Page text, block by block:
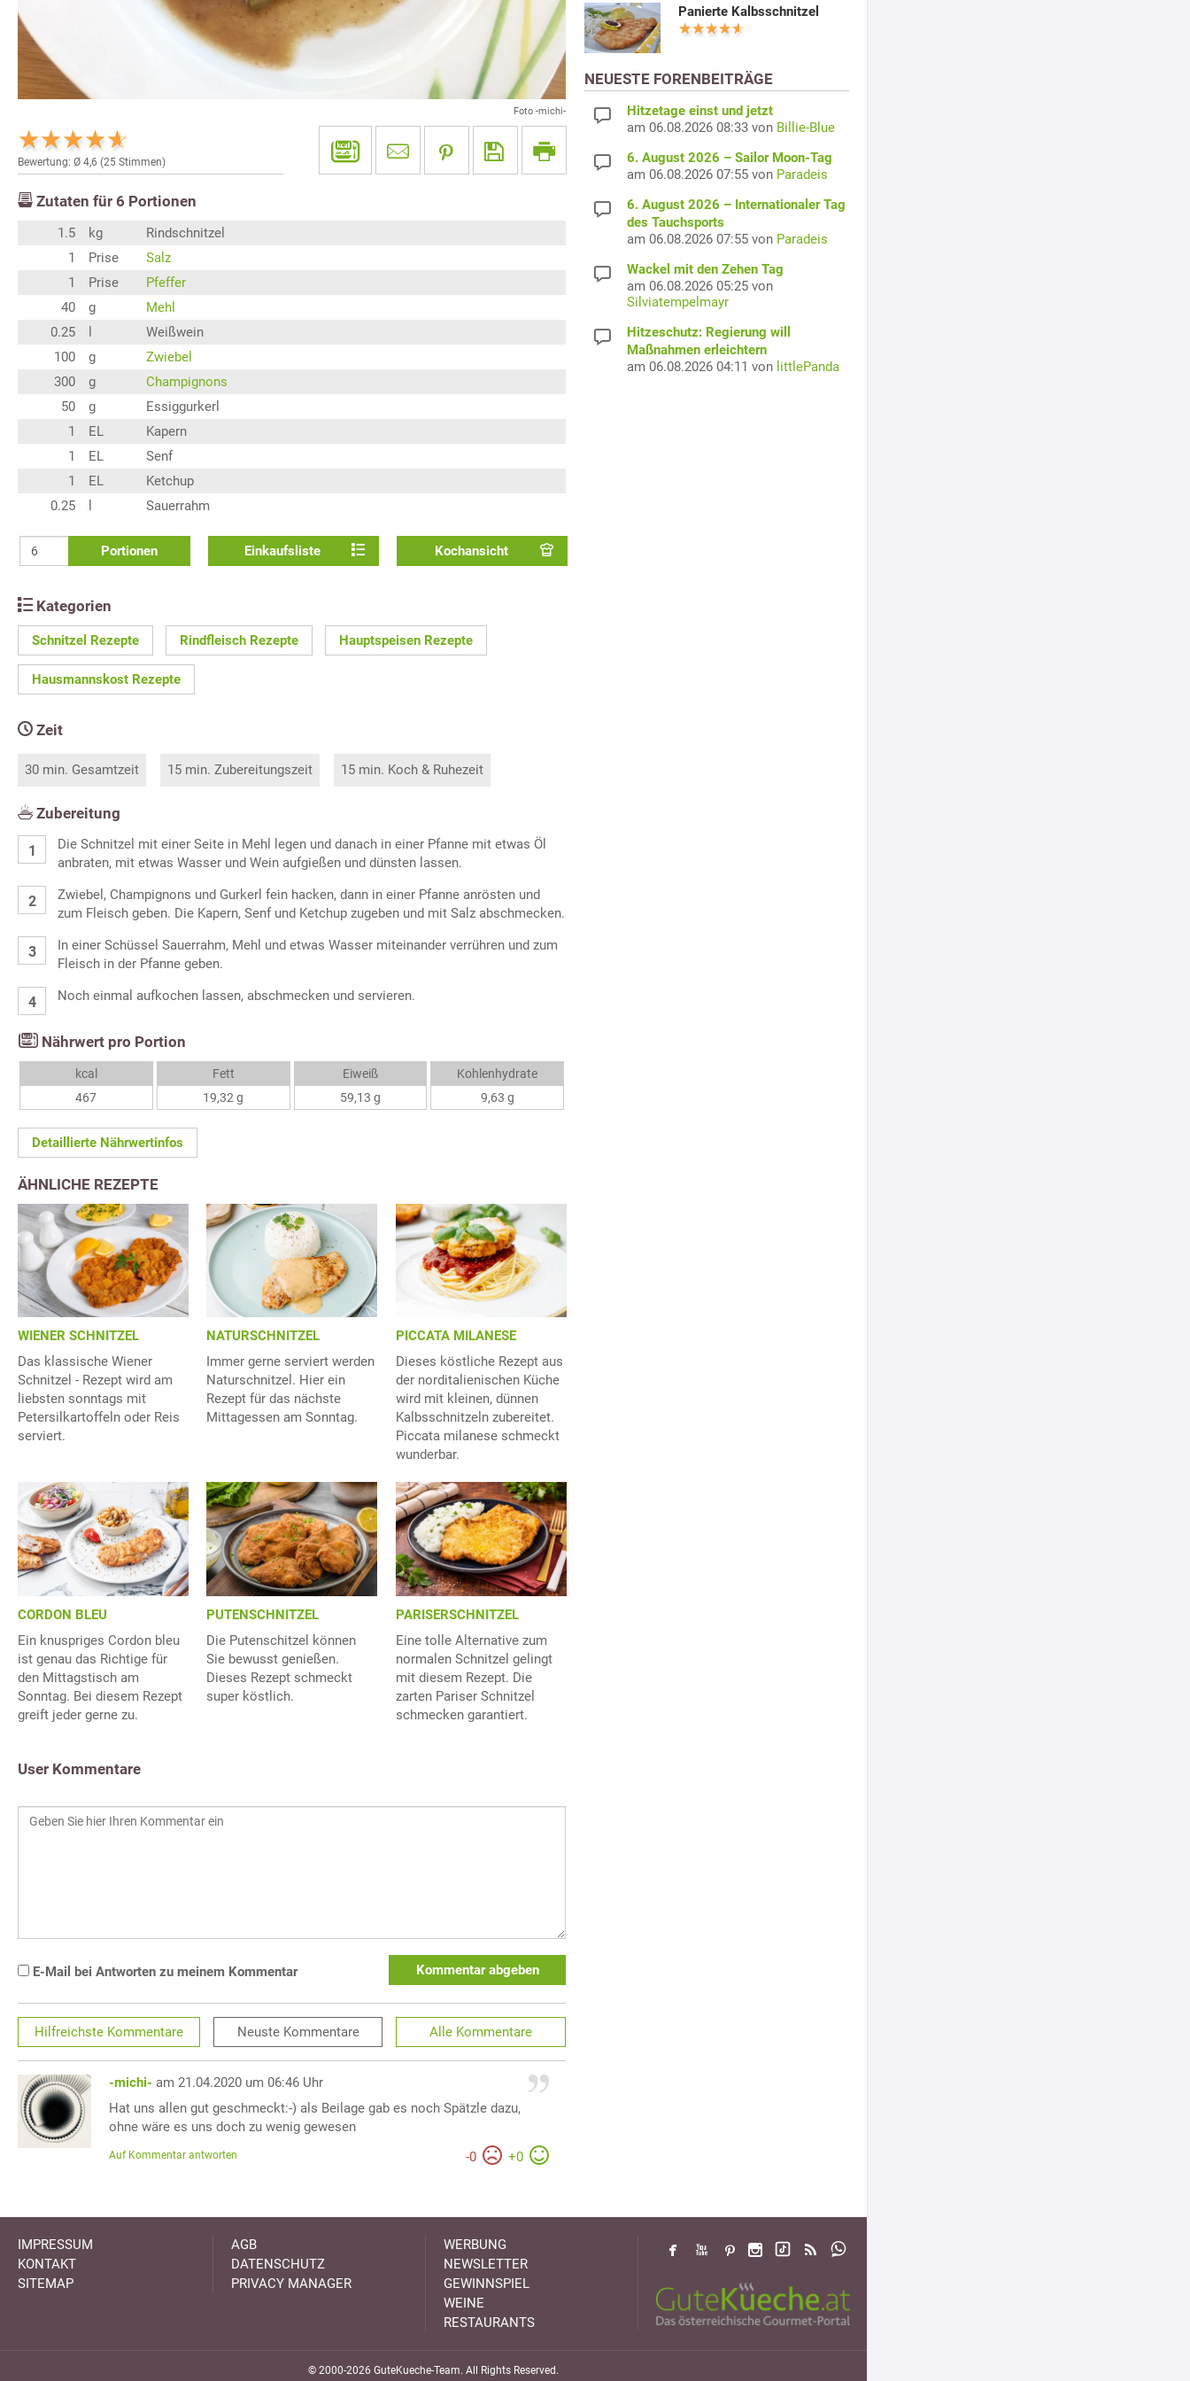
Foto -michi-
Bewertung: Ø 4,6 (25 Stimmen)
Zutaten für 6 Portionen
1.5 kg
Rindschnitzel
1
Prise
Salz
1
Prise
Pfeffer
40
g
Mehl
0.25
Weißwein
100
g
Zwiebel
300
g
Champignons
50
g
Essiggurkerl
1
EL
Kapern
1
EL
Senf
1
EL
Ketchup
0.25
Sauerrahm
Portionen Einkaufsliste Kochansicht
Kategorien
Schnitzel Rezepte Rindfleisch Rezepte Hauptspeisen Rezepte
Hausmannskost Rezepte
Zeit
30 min. Gesamtzeit 15 min. Zubereitungszeit 15 min. Koch & Ruhezeit
Zubereitung
Die Schnitzel mit einer Seite in Mehl legen und danach in einer Pfanne mit etwas Öl
anbraten, mit etwas Wasser und Wein aufgießen und dünsten lassen.
Zwiebel, Champignons und Gurkerl fein hacken, dann in einer Pfanne anrösten und
zum Fleisch geben. Die Kapern, Senf und Ketchup zugeben und mit Salz abschmecken.
In einer Schüssel Sauerrahm, Mehl und etwas Wasser miteinander verrühren und zum
Fleisch in der Pfanne geben.
Noch einmal aufkochen lassen, abschmecken und servieren.
Nährwert pro Portion
kcal
467
Fett
19,32 g
Eiweiß
59,13 g
Kohlenhydrate
9,63 g
Detaillierte Nährwertinfos
ÄHNLICHE REZEPTE
WIENER SCHNITZEL
Das klassische Wiener
Schnitzel - Rezept wird am
liebsten sonntags mit
Petersilkartoffeln oder Reis
serviert.
NATURSCHNITZEL
Immer gerne serviert werden
Naturschnitzel. Hier ein
Rezept für das nächste
Mittagessen am Sonntag.
PICCATA MILANESE
Dieses köstliche Rezept aus
der norditalienischen Küche
wird mit kleinen, dünnen
Kalbsschnitzeln zubereitet.
Piccata milanese schmeckt
wunderbar.
CORDON BLEU
Ein knuspriges Cordon bleu
ist genau das Richtige für
den Mittagstisch am
Sonntag. Bei diesem Rezept
greift jeder gerne zu.
PUTENSCHNITZEL
Die Putenschitzel können
Sie bewusst genießen.
Dieses Rezept schmeckt
super köstlich.
PARISERSCHNITZEL
Eine tolle Alternative zum
normalen Schnitzel gelingt
mit diesem Rezept. Die
zarten Pariser Schnitzel
schmecken garantiert.
User Kommentare
E-Mail bei Antworten zu meinem Kommentar Kommentar abgeben
Hilfreichste Kommentare Neuste Kommentare Alle Kommentare
-michi- am 21.04.2020 um 06:46 Uhr
Hat uns allen gut geschmeckt:-) als Beilage gab es noch Spätzle dazu,
ohne wäre es uns doch zu wenig gewesen
-0 +0
Auf Kommentar antworten
Panierte Kalbsschnitzel
NEUESTE FORENBEITRÄGE
Hitzetage einst und jetzt
am 06.08.2026 08:33 von Billie-Blue
6. August 2026 – Sailor Moon-Tag
am 06.08.2026 07:55 von Paradeis
6. August 2026 – Internationaler Tag
des Tauchsports
am 06.08.2026 07:55 von Paradeis
Wackel mit den Zehen Tag
am 06.08.2026 05:25 von
Silviatempelmayr
Hitzeschutz: Regierung will
Maßnahmen erleichtern
am 06.08.2026 04:11 von littlePanda
IMPRESSUM
KONTAKT
SITEMAP
AGB
DATENSCHUTZ
PRIVACY MANAGER
WERBUNG
NEWSLETTER
GEWINNSPIEL
WEINE
RESTAURANTS
© 2000-2026 GuteKueche-Team. All Rights Reserved.